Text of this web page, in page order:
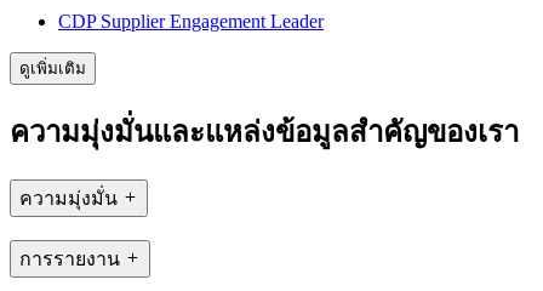
CDP Supplier Engagement Leader
ดูเพิ่มเติม
ความมุ่งมั่นและแหล่งข้อมูลสำคัญของเรา
ความมุ่งมั่น
การรายงาน